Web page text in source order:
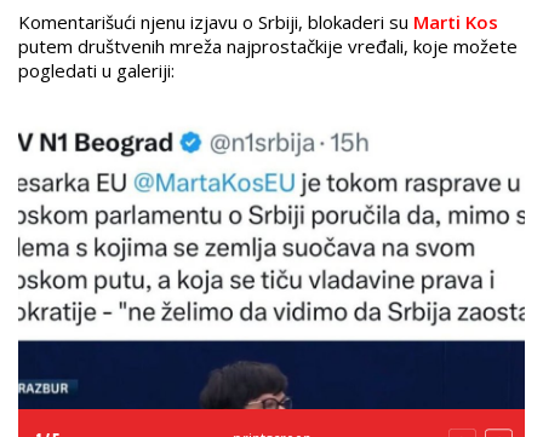
Komentarišući njenu izjavu o Srbiji, blokaderi su Marti Kos
putem društvenih mreža najprostačkije vređali, koje možete
pogledati u galeriji: